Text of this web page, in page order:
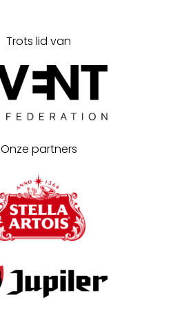
Trots lid van
Onze partners